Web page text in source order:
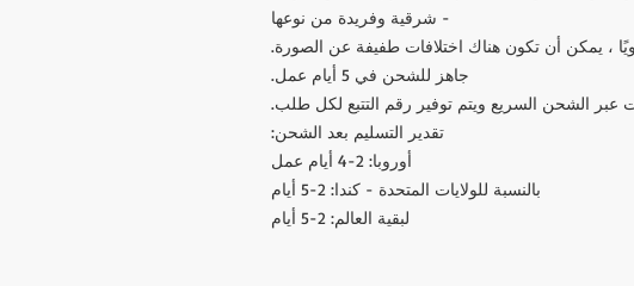
- شرقية وفريدة من نوعها
، يمكن أن تكون هناك اختلافات طفيفة عن الصورة.
جاهز للشحن في 5 أيام عمل.
عبر الشحن السريع ويتم توفير رقم التتبع لكل طلب.
تقدير التسليم بعد الشحن:
أوروبا: 2-4 أيام عمل
بالنسبة للولايات المتحدة - كندا: 2-5 أيام
لبقية العالم: 2-5 أيام